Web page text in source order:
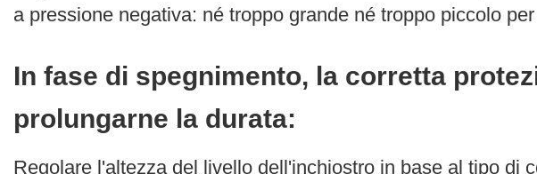
a pressione negativa: né troppo grande né troppo piccolo
In fase di spegnimento, la corretta
prolungarne la durata:
Regolare l'altezza del livello dell'inchiostro in base al tipo di